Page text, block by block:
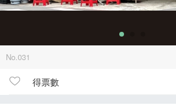
No.031
得票數